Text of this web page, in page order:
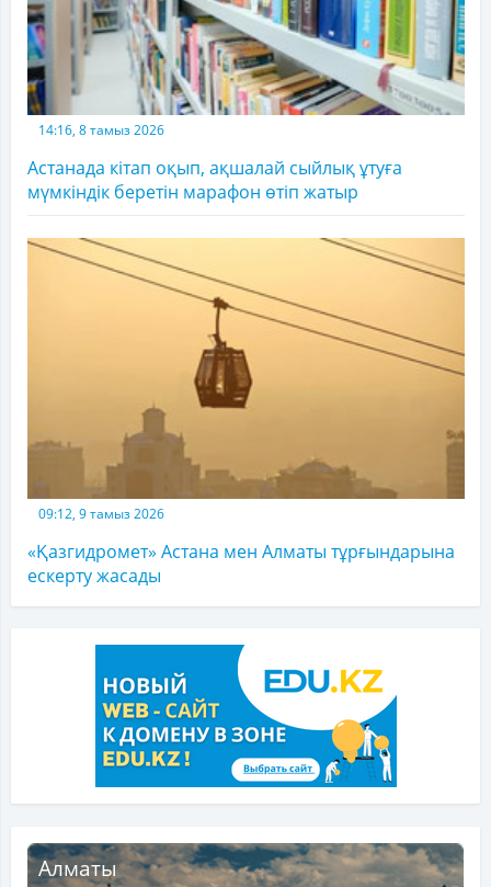
14:16, 8 тамыз 2026
Астанада кітап оқып, ақшалай сыйлық ұтуға
мүмкіндік беретін марафон өтіп жатыр
09:12, 9 тамыз 2026
«Қазгидромет» Астана мен Алматы тұрғындарына
ескерту жасады
Алматы